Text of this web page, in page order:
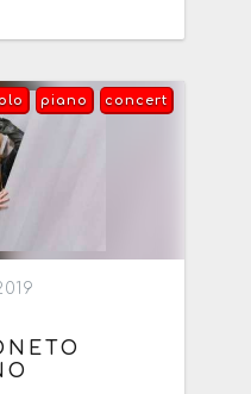
concert
piano